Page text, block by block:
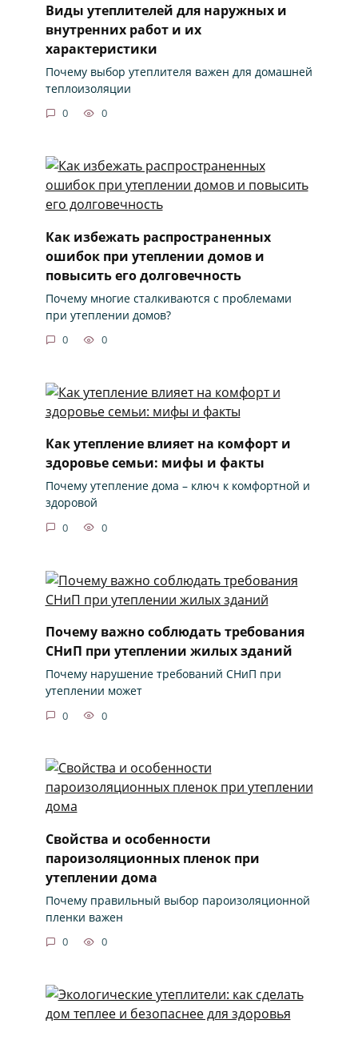
Виды утеплителей для наружных и
внутренних работ и их
характеристики
Почему выбор утеплителя важен для домашней
теплоизоляции
0 0
Как избежать распространенных
ошибок при утеплении домов и
повысить его долговечность
Почему многие сталкиваются с проблемами
при утеплении домов?
0 0
Как утепление влияет на комфорт и
здоровье семьи: мифы и факты
Почему утепление дома – ключ к комфортной и
здоровой
0 0
Почему важно соблюдать требования
СНиП при утеплении жилых зданий
Почему нарушение требований СНиП при
утеплении может
0 0
Свойства и особенности
пароизоляционных пленок при
утеплении дома
Почему правильный выбор пароизоляционной
пленки важен
0 0